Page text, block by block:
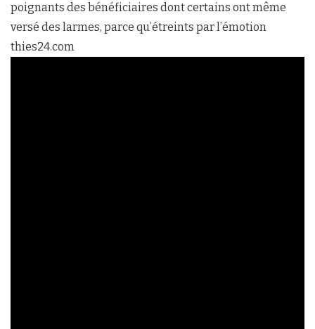
poignants des bénéficiaires dont certains ont même
versé des larmes, parce qu’étreints par l’émotion
thies24.com